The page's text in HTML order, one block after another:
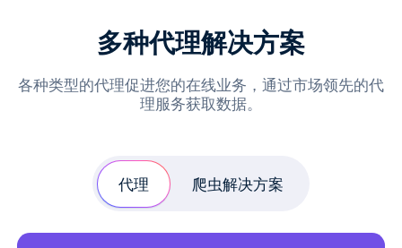
多种代理解决方案
各种类型的代理促进您的在线业务，通过市场领先的代
理服务获取数据。
代理 爬虫解决方案